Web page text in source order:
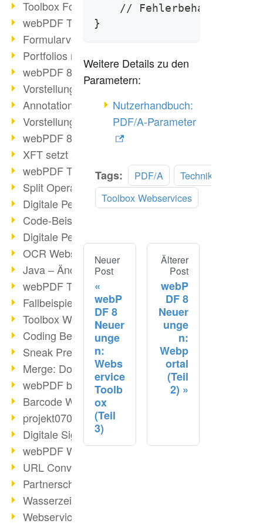
Toolbox Forms Operation
webPDF Toolbox Delete
Formularverarbeitung mit webPDF
Portfolios mit webPDF erstellen
webPDF 8.0 gestartet
Vorstellung weiterer ActionTypes
AnnotationSelection Objekt
Vorstellung weiterer ActionTypes
webPDF 8: Toolbox Neuerungen
XFT setzt auf webPDF
webPDF Toolbox Webservice Image
Split Operation: Dokumente teilen
Digitale Personalakte mit webPDF
Code-Beispiel Attachment Operation
Digitale Personalakte bei REMONDIS
OCR Webservice
Java – Änderungen der Bedingungen
webPDF Toolbox Description
Fallbeispiel: Fusion von Archiven
Toolbox WebService Extraction
Coding Beispiel: Annotationen
Sneak Preview des webPDF Portals
Merge: Dokumente zusammenfügen
webPDF bei Infoniqa
Barcode Webservice
projekt0708 & webPDF
Digitale Signaturen - Teil 3
webPDF Webservices Signature
URL Converter mit wsclient
Partnerschaft mit d.vinci
Wasserzeichen per wsclient
Webservice via Ant-Task Bibliothek
    // Fehlerbehandlung
}
Weitere Details zu den
Parametern:
Nutzerhandbuch:
PDF/A-Parameter
Tags: PDF/A
Technik
Toolbox Webservices
Neuer
Post
webP
DF 8
Neuer
unge
n:
Webs
ervice
Toolb
ox
(Teil
3)
Älterer
Post
webP
DF 8
Neuer
unge
n:
Webp
ortal
(Teil
2)